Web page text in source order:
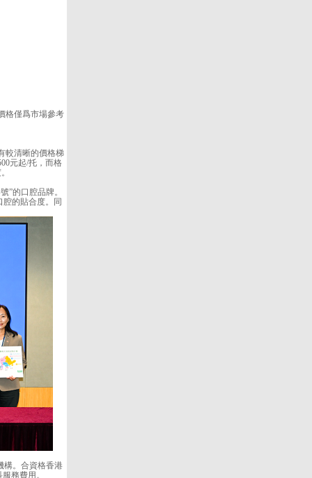
格僅爲市場參考
較清晰的價格梯
元起/托，而格
”的口腔品牌。
腔的貼合度。同
。合資格香港
務費用。